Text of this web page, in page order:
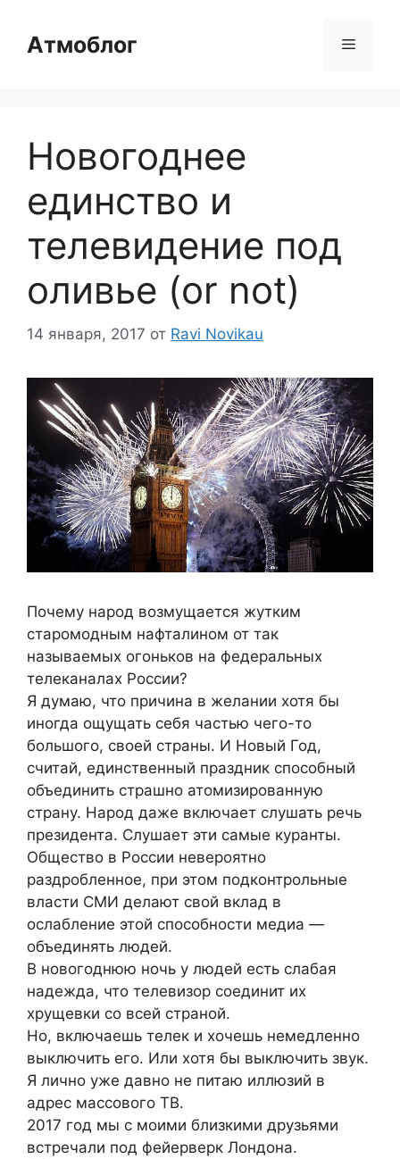
содержимому
Атмоблог Меню
Новогоднее
единство и
телевидение под
оливье (or not)
14 января, 2017 от Ravi Novikau
Почему народ возмущается жутким
старомодным нафталином от так
называемых огоньков на федеральных
телеканалах России?
Я думаю, что причина в желании хотя бы
иногда ощущать себя частью чего-то
большого, своей страны. И Новый Год,
считай, единственный праздник способный
объединить страшно атомизированную
страну. Народ даже включает слушать речь
президента. Слушает эти самые куранты.
Общество в России невероятно
раздробленное, при этом подконтрольные
власти СМИ делают свой вклад в
ослабление этой способности медиа —
объединять людей.
В новогоднюю ночь у людей есть слабая
надежда, что телевизор соединит их
хрущевки со всей страной.
Но, включаешь телек и хочешь немедленно
выключить его. Или хотя бы выключить звук.
Я лично уже давно не питаю иллюзий в
адрес массового ТВ.
2017 год мы с моими близкими друзьями
встречали под фейерверк Лондона.